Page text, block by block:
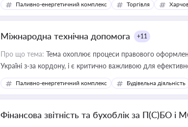
Паливно-енергетичний комплекс Торгівля
Міжнародна технічна допомога +11
Про що тема: Тема охоплює процеси правового
Україні з-за кордону, і є критично важливою для
інфраструктурних проєктів
Паливно-енергетичний комплекс Будівельна діяльність
Фінансова звітність та бухоблік за П(С)БО і